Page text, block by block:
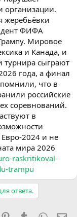
организации.
жеребьёвки
ФИФА
Мировое
и Канада, и
турнира сыграют
года, а финал
что в
российские
соревнований.
в
2024 и не
мира 2026
raskritikoval-
trampu
ответа.